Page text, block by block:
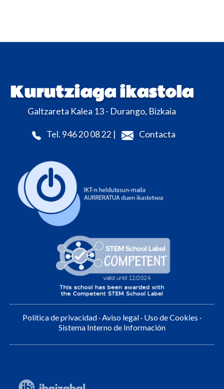
Kurutziaga ikastola
Galtzareta Kalea 13 - Durango, Bizkaia
Tel. 946 20 08 22 | Contacta
Política de privacidad ·Aviso legal · Uso de Cookies ·
Sistema Interno de Información